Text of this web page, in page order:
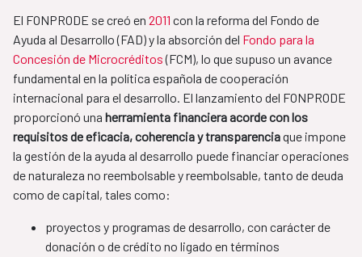
El FONPRODE se creó en 2011 con la reforma del Fondo de
Ayuda al Desarrollo (FAD) y la absorción del Fondo para la
Concesión de Microcréditos(FCM), lo que supuso un avance
fundamental en la política española de cooperación
internacional para el desarrollo. El lanzamiento del FONPRODE
proporcionó una herramienta financiera acorde con los
requisitos de eficacia, coherencia y transparenciaque impone
la gestión de la ayuda al desarrollo puede financiar operaciones
de naturaleza no reembolsable y reembolsable, tanto de deuda
como de capital, tales como:
proyectos y programas de desarrollo, con carácter de
donación o de crédito no ligado en términos